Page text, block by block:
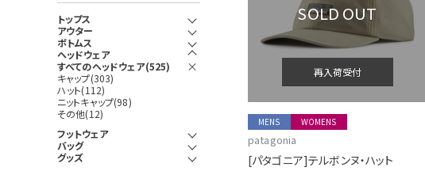
トップス
アウター
ボトムス
ヘッドウェア
すべてのヘッドウェア(525)
キャップ(303)
ハット(112)
ニットキャップ(98)
その他(12)
フットウェア
バッグ
グッズ
SOLD OUT
再入荷受付
MENS WOMENS
patagonia
[パタゴニア]テルボンヌ・ハット